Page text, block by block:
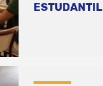
ESTUDANTIL